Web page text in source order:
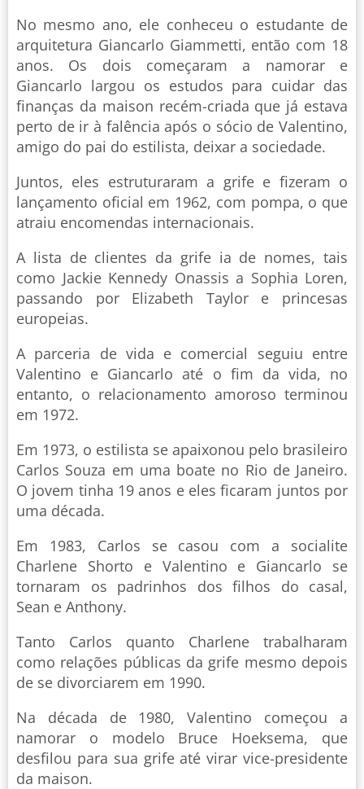
No mesmo ano, ele conheceu o estudante de
arquitetura Giancarlo Giammetti, então com 18
anos. Os dois começaram a namorar e
Giancarlo largou os estudos para cuidar das
finanças da maison recém-criada que já estava
perto de ir à falência após o sócio de Valentino,
amigo do pai do estilista, deixar a sociedade.
Juntos, eles estruturaram a grife e fizeram o
lançamento oficial em 1962, com pompa, o que
atraiu encomendas internacionais.
A lista de clientes da grife ia de nomes, tais
como Jackie Kennedy Onassis a Sophia Loren,
passando por Elizabeth Taylor e princesas
europeias.
A parceria de vida e comercial seguiu entre
Valentino e Giancarlo até o fim da vida, no
entanto, o relacionamento amoroso terminou
em 1972.
Em 1973, o estilista se apaixonou pelo brasileiro
Carlos Souza em uma boate no Rio de Janeiro.
O jovem tinha 19 anos e eles ficaram juntos por
uma década.
Em 1983, Carlos se casou com a socialite
Charlene Shorto e Valentino e Giancarlo se
tornaram os padrinhos dos filhos do casal,
Sean e Anthony.
Tanto Carlos quanto Charlene trabalharam
como relações públicas da grife mesmo depois
de se divorciarem em 1990.
Na década de 1980, Valentino começou a
namorar o modelo Bruce Hoeksema, que
desfilou para sua grife até virar vice-presidente
da maison.